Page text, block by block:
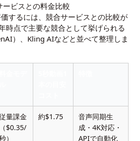
ビスとの料金比較
するには、競合サービスとの比較が
時点で主要な競合として挙げられる
）、Kling AIなどと並べて整理しま
量課金
（$0.35/
）
約$1.75
音声同期生
成・4K対応・
APIで自動化